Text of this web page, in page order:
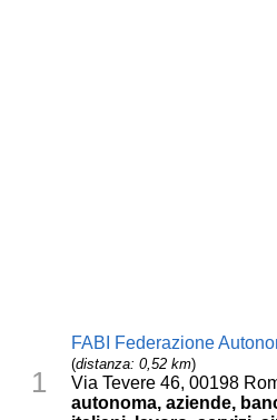
1
FABI Federazione
(distanza: 0,52 km)
Via Tevere 46, 00198
autonoma, aziende,